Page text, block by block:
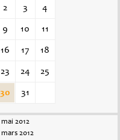
2 3 4
9 10 11
16 17 18
23 24 25
30 31
mai 2012
mars 2012